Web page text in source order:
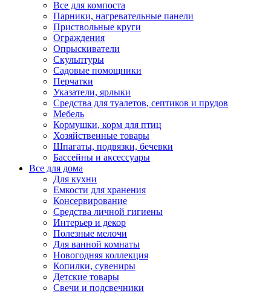
Все для компоста
Парники, нагревательные панели
Приствольные круги
Ограждения
Опрыскиватели
Скульптуры
Садовые помощники
Перчатки
Указатели, ярлыки
Средства для туалетов, септиков и прудов
Мебель
Кормушки, корм для птиц
Хозяйственные товары
Шпагаты, подвязки, бечевки
Бассейны и аксессуары
Все для дома
Для кухни
Емкости для хранения
Консервирование
Средства личной гигиены
Интерьер и декор
Полезные мелочи
Для ванной комнаты
Новогодняя коллекция
Копилки, сувениры
Детские товары
Свечи и подсвечники